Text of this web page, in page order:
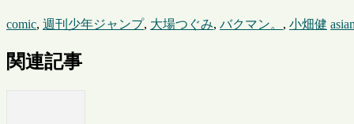
comic, 週刊少年ジャンプ, 大場つぐみ, バクマン。 , 小畑健
関連記事